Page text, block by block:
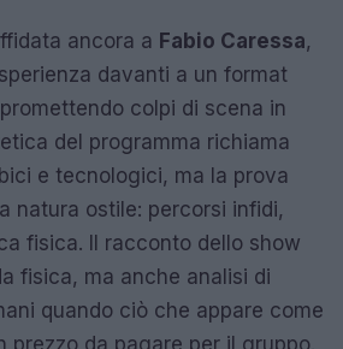
ancora a Fabio Caressa,
davanti a un format
colpi di scena in
del programma richiama
e tecnologici, ma la prova
natura ostile: percorsi infidi,
fisica. Il racconto dello show
fisica, ma anche analisi di
quando ciò che appare come
prezzo da pagare per il gruppo.